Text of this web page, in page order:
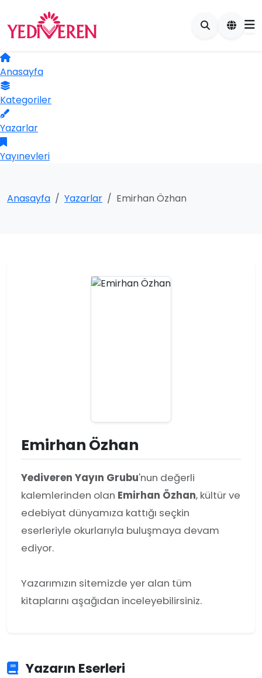
Anasayfa
Kategoriler
Yazarlar
Yayınevleri
Anasayfa Yazarlar Emirhan Özhan
Emirhan Özhan
Yediveren Yayın Grubu'nun değerli
kalemlerinden olan Emirhan Özhan, kültür ve
edebiyat dünyamıza kattığı seçkin
eserleriyle okurlarıyla buluşmaya devam
ediyor.
Yazarımızın sitemizde yer alan tüm
kitaplarını aşağıdan inceleyebilirsiniz.
Yazarın Eserleri